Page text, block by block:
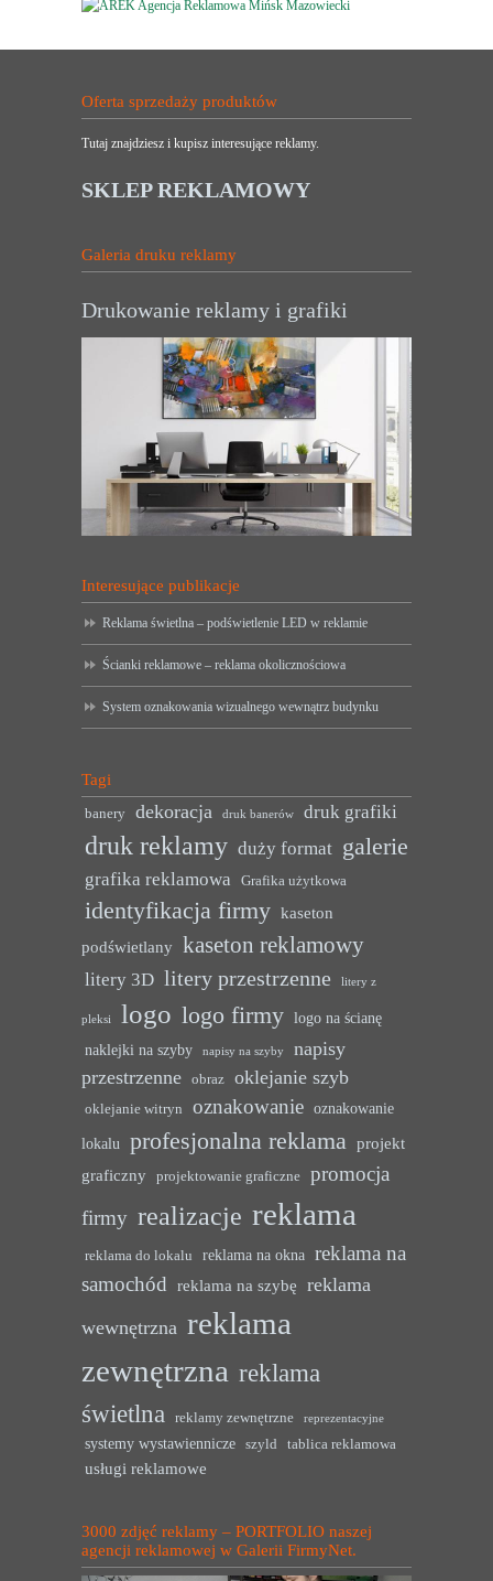
Oferta sprzedaży produktów
Tutaj znajdziesz i kupisz interesujące reklamy.
SKLEP REKLAMOWY
Galeria druku reklamy
Drukowanie reklamy i grafiki
Interesujące publikacje
Reklama świetlna – podświetlenie LED w reklamie
Ścianki reklamowe – reklama okolicznościowa
System oznakowania wizualnego wewnątrz budynku
Tagi
banery dekoracja druk banerów druk grafiki
druk reklamy duży format galerie
grafika reklamowa Grafika użytkowa
identyfikacja firmy kaseton
podświetlany kaseton reklamowy
litery 3D litery przestrzenne litery z
pleksi logo logo firmy logo na ścianę
naklejki na szyby
napisy na szyby
napisy
przestrzenne
obraz oklejanie szyb
oklejanie witryn oznakowanie oznakowanie
lokalu profesjonalna reklama projekt
graficzny
projektowanie graficzne
promocja
firmy realizacje reklama
reklama do lokalu reklama na okna reklama na
samochód reklama na szybę reklama
wewnętrzna reklama
zewnętrzna reklama
świetlna
reklamy zewnętrzne reprezentacyjne
systemy wystawiennicze szyld tablica reklamowa
usługi reklamowe
3000 zdjęć reklamy – PORTFOLIO naszej
agencji reklamowej w Galerii FirmyNet.